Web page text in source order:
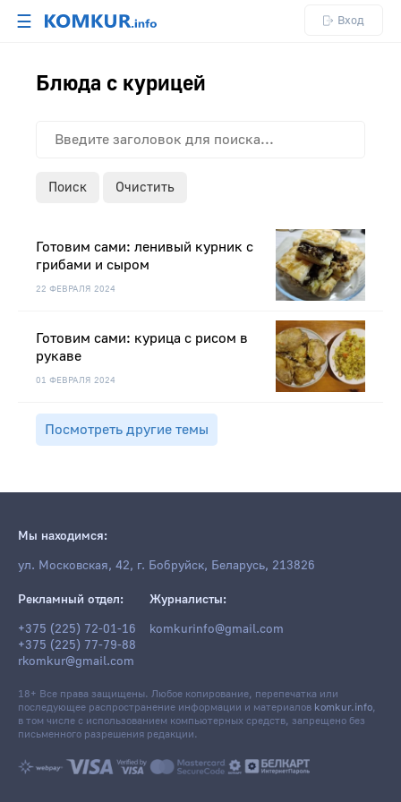
☰ Вход
Блюда с курицей
Поиск Очистить
22 ФЕВРАЛЯ 2024
Готовим сами: ленивый курник с
грибами и сыром
01 ФЕВРАЛЯ 2024
Готовим сами: курица с рисом в
рукаве
Посмотреть другие темы
Мы находимся:
ул. Московская, 42, г. Бобруйск, Беларусь, 213826
Рекламный отдел:
+375 (225) 72-01-16
+375 (225) 77-79-88
rkomkur@gmail.com
Журналисты:
komkurinfo@gmail.com
18+ Все права защищены. Любое копирование, перепечатка или
последующее распространение информации и материалов komkur.info,
в том числе с использованием компьютерных средств, запрещено без
письменного разрешения редакции.